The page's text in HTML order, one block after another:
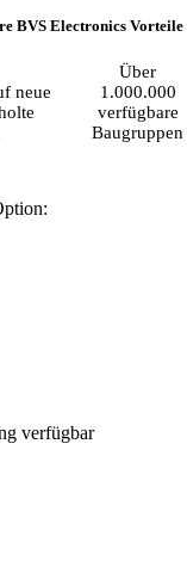
BVS Electronics Vorteile
neue
Über
1.000.000
verfügbare
Baugruppen
verfügbar